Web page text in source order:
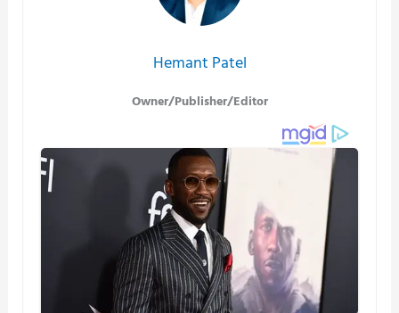
Hemant Patel
Owner/Publisher/Editor